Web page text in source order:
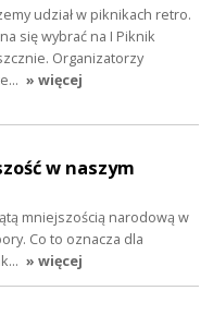
udział w piknikach retro.
się wybrać na I Piknik
Organizatorzy
» więcej
w naszym
mniejszością narodową w
Co to oznacza dla
» więcej